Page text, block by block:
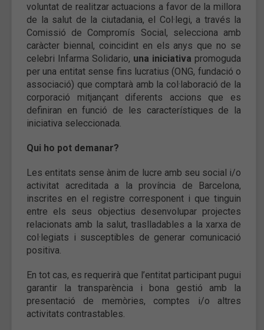
voluntat de realitzar actuacions a favor de la millora
de la salut de la ciutadania, el Col·legi, a través la
Comissió de Compromís Social, selecciona amb
caràcter biennal, coincidint en els anys que no se
celebri Infarma Solidario, una iniciativa promoguda
per una entitat sense fins lucratius (ONG, fundació o
associació) que comptarà amb la col·laboració de la
corporació mitjançant diferents accions que es
definiran en funció de les característiques de la
iniciativa seleccionada.
Qui ho pot demanar?
Les entitats sense ànim de lucre amb seu social i/o
activitat acreditada a la província de Barcelona,
inscrites en el registre corresponent i que tinguin
entre els seus objectius desenvolupar projectes
relacionats amb la salut, traslladables a la xarxa de
col·legiats i susceptibles de generar comunicació
positiva.
En tot cas, es requerirà que l’entitat participant pugui
garantir la transparència i bona gestió amb la
presentació de memòries, comptes i/o altres
activitats contrastables.